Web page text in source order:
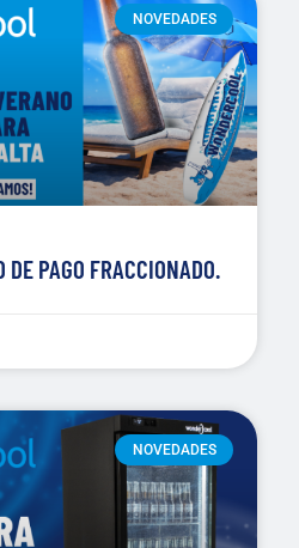
NOVEDADES
DE PAGO FRACCIONADO.
NOVEDADES